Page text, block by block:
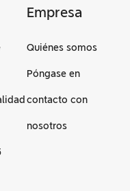
Empresa
Quiénes somos
Póngase en
contacto con
nosotros